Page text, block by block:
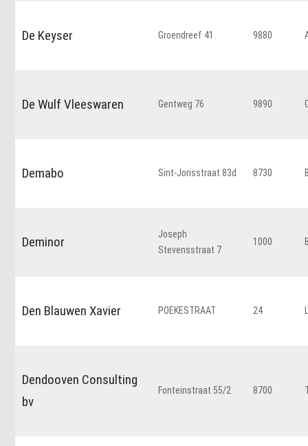
De Keyser Groendreef 41 9880
De Wulf Vleeswaren Gentweg 76 9890
Demabo Sint-Jorisstraat 83d 8730
Deminor
Joseph
Stevensstraat 7
1000
Den Blauwen Xavier POEKESTRAAT 24
Dendooven Consulting
bv
Fonteinstraat 55/2 8700